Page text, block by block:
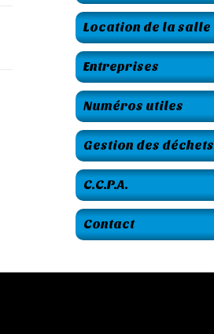
Location de la salle
Entreprises
Numéros utiles
Gestion des déchets
C.C.P.A.
Contact